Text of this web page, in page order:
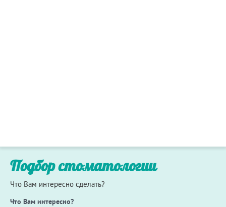
Подбор стоматологии
Что Вам интересно сделать?
Что Вам интересно?